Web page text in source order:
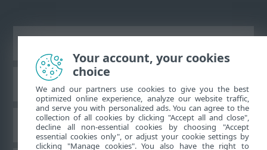
ESET білім қоры
ESET форумы
Your account, your cookies
choice
We and our partners use cookies to give you the best
optimized online experience, analyze our website traffic,
and serve you with personalized ads. You can agree to the
collection of all cookies by clicking "Accept all and close",
decline all non-essential cookies by choosing "Accept
essential cookies only", or adjust your cookie settings by
clicking "Manage cookies". You also have the right to